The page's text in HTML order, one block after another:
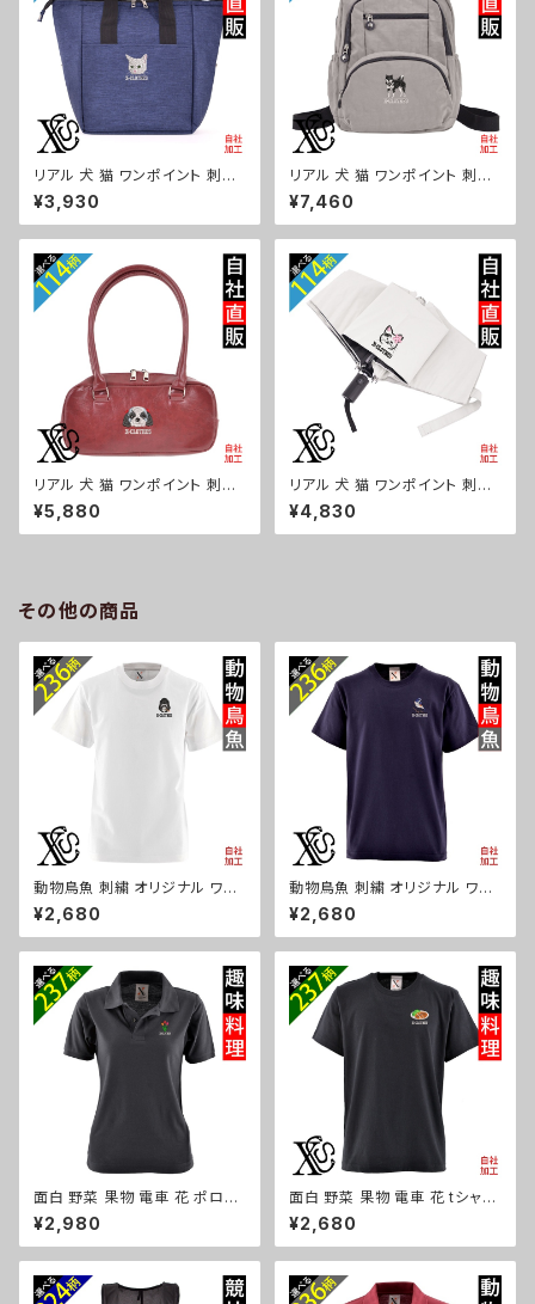
リアル 犬 猫 ワンポイント 刺繍
保冷保温 ランチバッグ 買い物バ
ッグ トートバッグ レディース メ
ンズ おしゃれ 雑貨 グッズ 自社
シーズー シュナウザー パグ ビ
ションフリーゼ ori-a-bg179-
b10-s
¥3,930
リアル 犬 猫 ワンポイント 刺繍
撥水 リュック レディース 大容量
8ポケット ナイロン 軽量 軽い
おしゃれ 雑貨 グッズ 自社ブラン
ー シュナウザー パグ ビションフ
リーゼ ori-a-bg178-b10-s
¥7,460
リアル 犬 猫 ワンポイント 刺繍
上品なシボ感 横長ショルダーバ
ッグ レディース ミニボストン 軽
量 雑貨 グッズ 自社ブランド 柄
¥5,880
リアル 犬 猫 ワンポイント 刺繍
【形状記憶+自動開閉】 折りたた
み傘 レディース メンズ 55cm
晴雨兼用 UVカット99.9％ 一級
¥4,830
その他の商品
動物鳥魚 刺繍 オリジナル ワン
ポイント 5.6oz 半袖 Tシャツ
メンズ ロゴ おしゃれ tシャツ 無
地 カットソー 白 ホワイト グレ
鳥 豚 魚 グッズ ori-am-tst2-
g06-s
¥2,680
動物鳥魚 刺繍 オリジナル ワン
ポイント 5.6oz 半袖 Tシャツ
メンズ ロゴ おしゃれ tシャツ カ
ットソー 自社ブランド 父の日 柄
2-b06-s
¥2,680
面白 野菜 果物 電車 花 ポロシ
ャツ リアル 刺繍 プレゼント 半
袖 レディース オリジナル 無地
ワンポイント ロゴ おしゃれ ゴル
ッズ ori-aw-poh2-b09-s
¥2,980
面白 野菜 果物 電車 花 tシャツ
リアル 刺繍 プレゼント 5.6oz
オリジナル 半袖 Tシャツ メンズ
ワンポイント ロゴ おしゃれ カッ
2-b09-s
¥2,680